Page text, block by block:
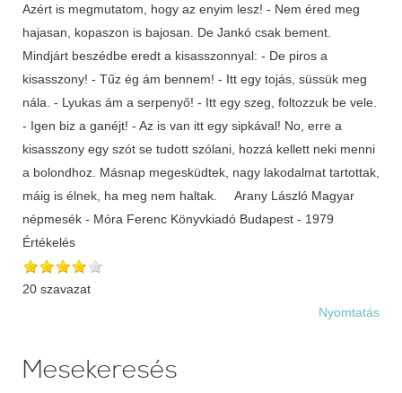
Azért is megmutatom, hogy az enyim lesz! - Nem éred meg
hajasan, kopaszon is bajosan. De Jankó csak bement.
Mindjárt beszédbe eredt a kisasszonnyal: - De piros a
kisasszony! - Tűz ég ám bennem! - Itt egy tojás, süssük meg
nála. - Lyukas ám a serpenyő! - Itt egy szeg, foltozzuk be vele.
- Igen biz a ganéjt! - Az is van itt egy sipkával! No, erre a
kisasszony egy szót se tudott szólani, hozzá kellett neki menni
a bolondhoz. Másnap megesküdtek, nagy lakodalmat tartottak,
máig is élnek, ha meg nem haltak. Arany László Magyar
népmesék - Móra Ferenc Könyvkiadó Budapest - 1979
Értékelés
20 szavazat
Nyomtatás
Mesekeresés